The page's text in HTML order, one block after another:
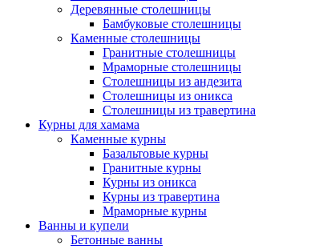
Деревянные столешницы
Бамбуковые столешницы
Каменные столешницы
Гранитные столешницы
Мраморные столешницы
Столешницы из андезита
Столешницы из оникса
Столешницы из травертина
Курны для хамама
Каменные курны
Базальтовые курны
Гранитные курны
Курны из оникса
Курны из травертина
Мраморные курны
Ванны и купели
Бетонные ванны